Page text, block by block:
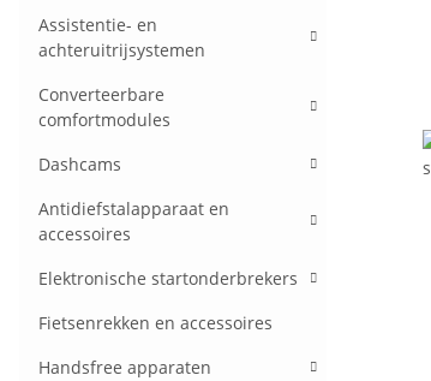
Assistentie- en
achteruitrijsystemen
Converteerbare
comfortmodules
Dashcams
Antidiefstalapparaat en
accessoires
Elektronische startonderbrekers
Fietsenrekken en accessoires
Handsfree apparaten